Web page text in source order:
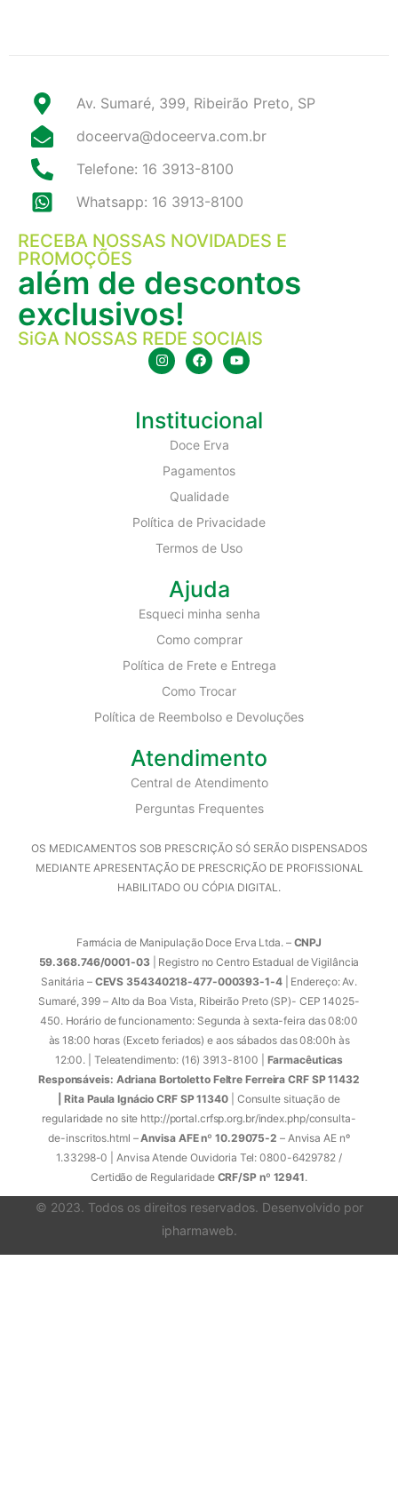
Av. Sumaré, 399, Ribeirão Preto, SP
doceerva@doceerva.com.br
Telefone: 16 3913-8100
Whatsapp: 16 3913-8100
RECEBA NOSSAS NOVIDADES E
PROMOÇÕES
além de descontos
exclusivos!
SiGA NOSSAS REDE SOCIAIS
Institucional
Doce Erva
Pagamentos
Qualidade
Política de Privacidade
Termos de Uso
Ajuda
Esqueci minha senha
Como comprar
Política de Frete e Entrega
Como Trocar
Política de Reembolso e Devoluções
Atendimento
Central de Atendimento
Perguntas Frequentes
OS MEDICAMENTOS SOB PRESCRIÇÃO SÓ SERÃO DISPENSADOS
MEDIANTE APRESENTAÇÃO DE PRESCRIÇÃO DE PROFISSIONAL
HABILITADO OU CÓPIA DIGITAL.
Farmácia de Manipulação Doce Erva Ltda. – CNPJ
59.368.746/0001-03| Registro no Centro Estadual de Vigilância
Sanitária –CEVS 354340218-477-000393-1-4| Endereço: Av.
Sumaré, 399 – Alto da Boa Vista, Ribeirão Preto (SP)- CEP 14025-
450. Horário de funcionamento: Segunda à sexta-feira das 08:00
às 18:00 horas (Exceto feriados) e aos sábados das 08:00h às
12:00. | Teleatendimento: (16) 3913-8100 | Farmacêuticas
Responsáveis: Adriana Bortoletto Feltre Ferreira CRF SP 11432
| Rita Paula Ignácio CRF SP 11340 | Consulte situação de
regularidade no site http://portal.crfsp.org.br/index.php/consulta-
de-inscritos.html –Anvisa AFE nº 10.29075-2 – Anvisa AE nº
1.33298-0 | Anvisa Atende Ouvidoria Tel: 0800-6429782 /
Certidão de Regularidade CRF/SP nº 12941.
© 2023. Todos os direitos reservados. Desenvolvido por
ipharmaweb.